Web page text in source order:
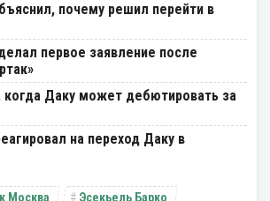
почему решил перейти в
первое заявление после
когда Даку может дебютировать за
на переход Даку в
Москва
Эсекьель Барко